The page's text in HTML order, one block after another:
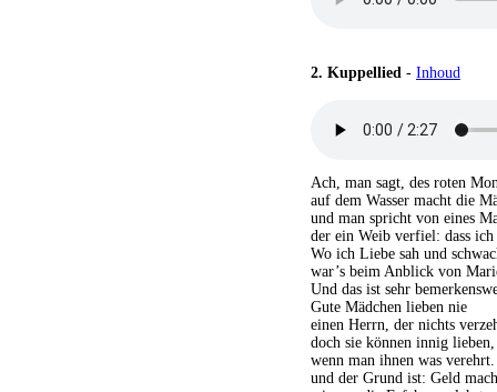
2. Kuppellied - Inhoud
Ach, man sagt, des roten
auf dem Wasser macht die
und man spricht von eines
der ein Weib verfiel: dass
Wo ich Liebe sah und
war’s beim Anblick von
Und das ist sehr
Gute Mädchen lieben nie
einen Herrn, der nichts
doch sie können innig lieben,
wenn man ihnen was verehrt.
und der Grund ist: Geld